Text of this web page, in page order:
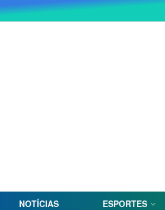
NOTÍCIAS ESPORTES